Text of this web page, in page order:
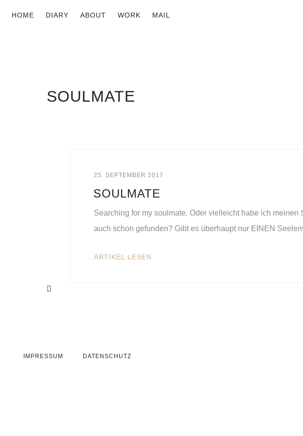
HOME DIARY ABOUT WORK MAIL
SOULMATE
25. SEPTEMBER 2017
SOULMATE
Searching for my soulmate. Oder vielleicht habe ich meinen
auch schon gefunden? Gibt es überhaupt nur EINEN
ARTIKEL LESEN
IMPRESSUM DATENSCHUTZ